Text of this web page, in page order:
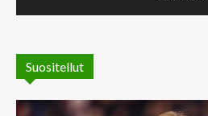
Suositellut